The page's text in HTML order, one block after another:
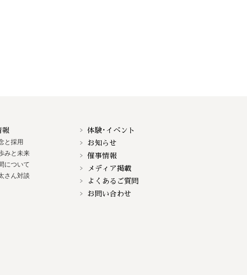
報
と採用
みと未来
について
さん対談
体験･イベント
お知らせ
催事情報
メディア掲載
よくあるご質問
お問い合わせ